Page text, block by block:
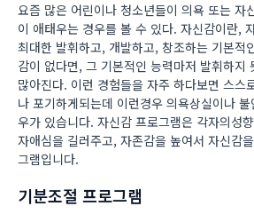
요즘 많은 어린이나 청소년들이 의욕 또는 자
이 애태우는 경우를 볼 수 있다. 자신감이란,
최대한 발휘하고, 개발하고, 창조하는 기본적
감이 없다면, 그 기본적인 능력마저 발휘하지
많아진다. 이런 경험들을 자주 하다보면 스스
나 포기하게되는데 이런경우 의욕상실이나
우가 있습니다. 자신감 프로그램은 각자의성
자애심을 길러주고, 자존감을 높여서 자신감
그램입니다.
기분조절 프로그램